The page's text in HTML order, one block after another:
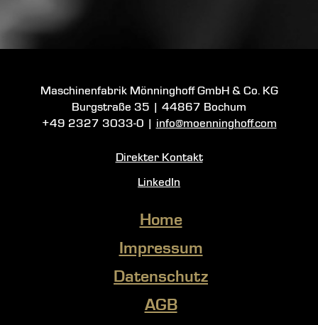
Maschinenfabrik Mönninghoff GmbH & Co. KG
Burgstraße 35
44867 Bochum
+49 2327 3033-0
info@moenninghoff.com
Direkter Kontakt
LinkedIn
Home
Impressum
Datenschutz
AGB